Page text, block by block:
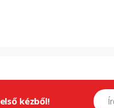
első kézből!
E-